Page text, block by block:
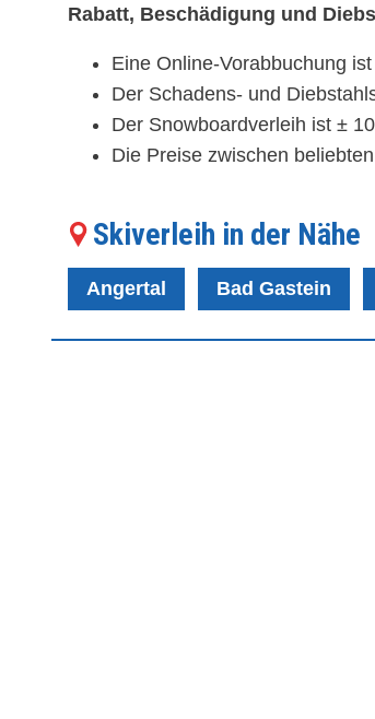
Rabatt, Beschädigung und
Eine Online-Vorabbuchung
Der Schadens- und
Der Snowboardverleih ist ±
Die Preise zwischen
Skiverleih in der Nähe
Angertal Bad Gastein